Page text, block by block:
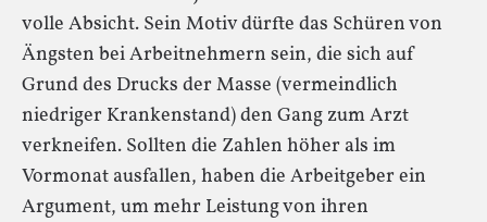
volle Absicht. Sein Motiv dürfte das Schüren von
Ängsten bei Arbeitnehmern sein, die sich auf
Grund des Drucks der Masse (vermeindlich
niedriger Krankenstand) den Gang zum Arzt
verkneifen. Sollten die Zahlen höher als im
Vormonat ausfallen, haben die Arbeitgeber ein
Argument, um mehr Leistung von ihren